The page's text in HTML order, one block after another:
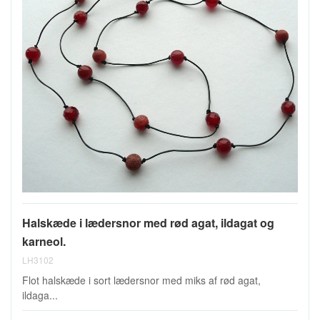
Halskæde i lædersnor med rød agat, ildagat og
karneol.
LH3102
Flot halskæde i sort lædersnor med miks af rød agat,
ildaga...